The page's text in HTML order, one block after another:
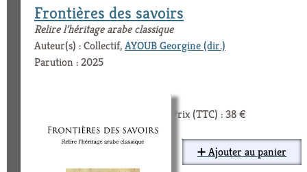
Frontières des savoirs
Relire l’héritage arabe classique
Auteur(s) : Collectif,AYOUB Georgine (dir.)
Parution : 2025
Prix (TTC) : 38 €
➕ Ajouter au panier